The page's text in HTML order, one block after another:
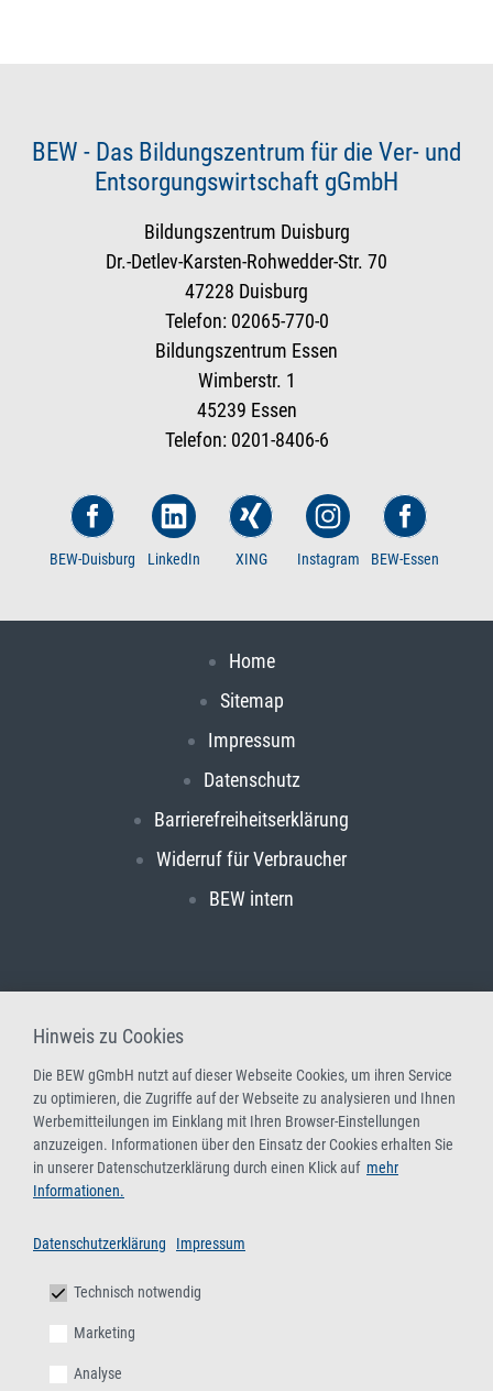
BEW - Das Bildungszentrum für die Ver- und
Entsorgungswirtschaft gGmbH
Bildungszentrum Duisburg
Dr.-Detlev-Karsten-Rohwedder-Str. 70
47228 Duisburg
Telefon: 02065-770-0
Bildungszentrum Essen
Wimberstr. 1
45239 Essen
Telefon: 0201-8406-6
BEW-Duisburg LinkedIn XING Instagram BEW-Essen
Home
Sitemap
Impressum
Datenschutz
Barrierefreiheitserklärung
Widerruf für Verbraucher
BEW intern
Hinweis zu Cookies
Die BEW gGmbH nutzt auf dieser Webseite Cookies, um ihren Service
zu optimieren, die Zugriffe auf der Webseite zu analysieren und Ihnen
Werbemitteilungen im Einklang mit Ihren Browser-Einstellungen
anzuzeigen. Informationen über den Einsatz der Cookies erhalten Sie
in unserer Datenschutzerklärung durch einen Klick auf mehr
Informationen.
Datenschutzerklärung Impressum
Technisch notwendig
Marketing
Analyse